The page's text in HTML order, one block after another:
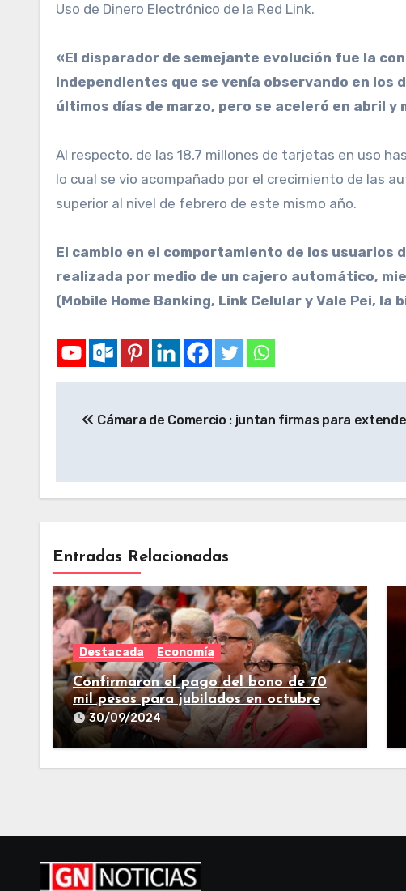
Uso de Dinero Electrónico de la Red Link.
«El disparador de semejante evolución fue la
independientes que se venía observando en los
últimos días de marzo, pero se aceleró en abril
Al respecto, de las 18,7 millones de tarjetas en uso
lo cual se vio acompañado por el crecimiento de las
superior al nivel de febrero de este mismo año.
El cambio en el comportamiento de los usuarios
realizada por medio de un cajero automático,
(Mobile Home Banking, Link Celular y Vale Pei,
Cámara de Comercio : juntan firmas para
Entradas Relacionadas
Destacada Economía
Confirmaron el pago del bono de 70
mil pesos para jubilados en octubre
30/09/2024